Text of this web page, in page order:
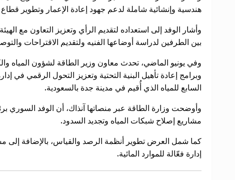
هندسية وإنشائية شاملة لدعم جهود إعادة الإعمار وتطوير
وأشار الوفد إلى استعداده لتقديم الرأي وتعزيز التعاون مع
بين الطرفين لدراسة أوضاعها الفنيه ولتقديم الاقتراحات
وفي يونيو الماضي، تحدث معاون وزير الطاقة لشؤون المياه
وبرامج إعادة تأهيل البنية التحتية وتعزيز التحول الرقمي في
السابع للمياه الذي أُقيم في مدينة جدة بالسعودية.
وأوضحت وزارة الطاقة عبر منصاتها آنذاك، أن الوفد
مشاريع إصلاح شبكات المياه وتجديد السدود.
كما شمل العرض تطوير أنظمة الرصد والقياس، بالإضافة إلى
إدارة فعّالة للموارد المائية.